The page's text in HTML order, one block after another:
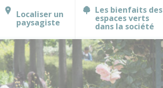
Localiser un
paysagiste
Les bienfaits des
espaces verts
dans la société